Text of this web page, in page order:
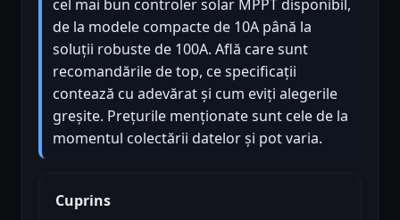
cel mai bun controler solar MPPT disponibil,
de la modele compacte de 10A până la
soluții robuste de 100A. Află care sunt
recomandările de top, ce specificații
contează cu adevărat și cum eviți alegerile
greșite. Prețurile menționate sunt cele de la
momentul colectării datelor și pot varia.
Cuprins